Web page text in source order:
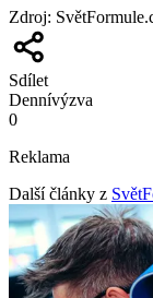
Zdroj:
Sdílet
Dennívýzva
0
Reklama
Další články z